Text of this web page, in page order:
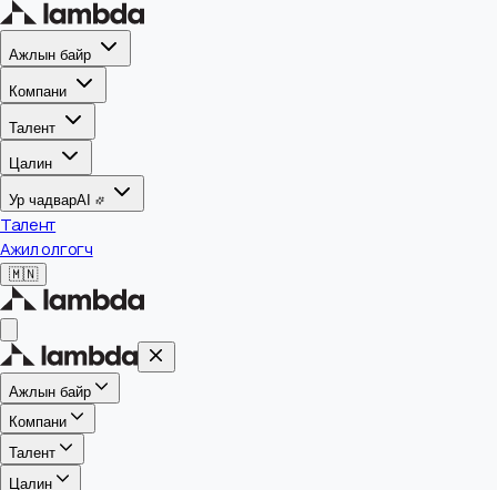
Ажлын байр
Компани
Талент
Цалин
Ур чадварAI
Талент
Ажил олгогч
🇲🇳
Ажлын байр
Компани
Талент